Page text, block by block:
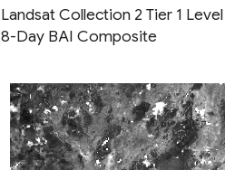
Landsat Collection 2 Tier 1
8-Day BAI Composite